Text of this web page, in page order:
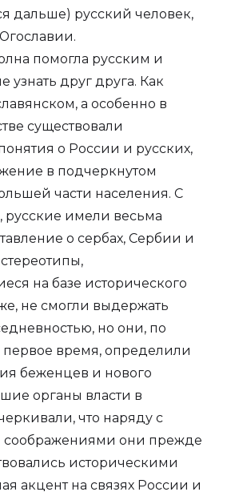
дальше) русский человек,
помогла русским и
узнать друг друга. Как
а особенно в
существовали
о России и русских,
в подчеркнутом
части населения. С
русские имели весьма
о сербах, Сербии и
на базе исторического
не смогли выдержать
но они, по
время, определили
беженцев и нового
органы власти в
что наряду с
соображениями они прежде
историческими
акцент на связях России и